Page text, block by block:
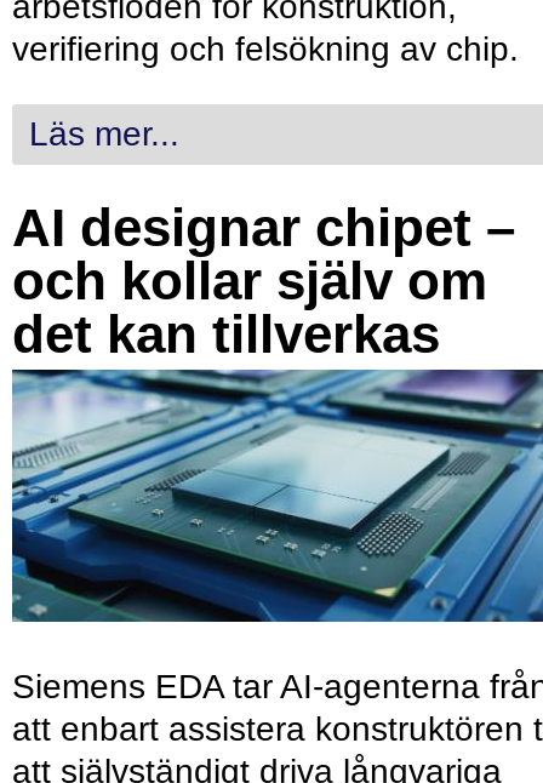
verifiering och felsökning av chip.
Läs mer...
AI designar chipet –
och kollar själv om
det kan tillverkas
Siemens EDA tar AI-agenterna
att enbart assistera konstruktören
att självständigt driva långvariga